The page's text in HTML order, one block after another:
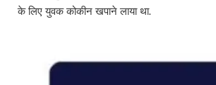
के लिए युवक कोकीन खपाने लाया था.